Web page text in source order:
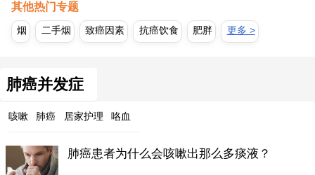
其他热门专题
烟 二手烟 致癌因素 抗癌饮食 肥胖 更多 >
肺癌并发症
咳嗽 肺癌 居家护理 咯血
肺癌患者为什么会咳嗽出那么多痰液？